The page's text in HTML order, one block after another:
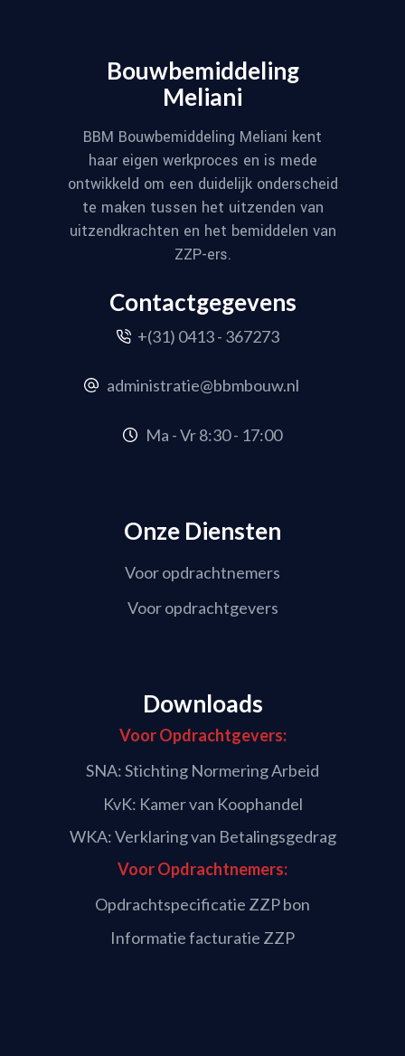
Bouwbemiddeling
Meliani
BBM Bouwbemiddeling Meliani kent
haar eigen werkproces en is mede
ontwikkeld om een duidelijk onderscheid
te maken tussen het uitzenden van
uitzendkrachten en het bemiddelen van
ZZP-ers.
Contactgegevens
+(31) 0413 - 367273
administratie@bbmbouw.nl
Ma - Vr 8:30 - 17:00
Onze Diensten
Voor opdrachtnemers
Voor opdrachtgevers
Downloads
Voor Opdrachtgevers:
SNA: Stichting Normering Arbeid
KvK: Kamer van Koophandel
WKA: Verklaring van Betalingsgedrag
Voor Opdrachtnemers:
Opdrachtspecificatie ZZP bon
Informatie facturatie ZZP